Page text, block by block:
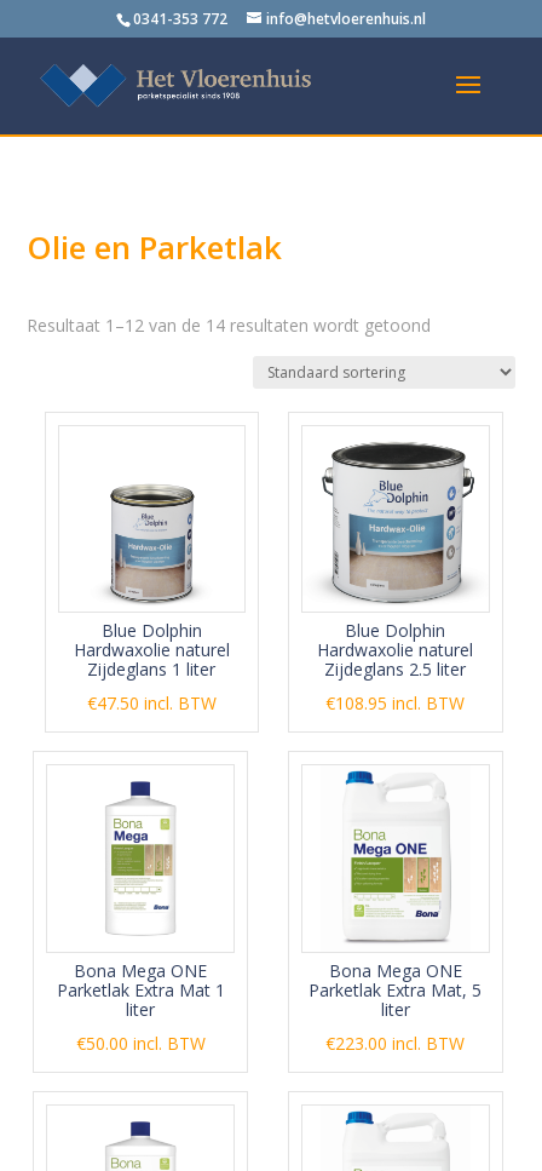
0341-353 772 info@hetvloerenhuis.nl
Olie en Parketlak
Resultaat 1–12 van de 14 resultaten wordt getoond
Blue Dolphin
Hardwaxolie naturel
Zijdeglans 1 liter
€47.50 incl. BTW
Blue Dolphin
Hardwaxolie naturel
Zijdeglans 2.5 liter
€108.95 incl. BTW
Bona Mega ONE
Parketlak Extra Mat 1
liter
€50.00 incl. BTW
Bona Mega ONE
Parketlak Extra Mat, 5
liter
€223.00 incl. BTW